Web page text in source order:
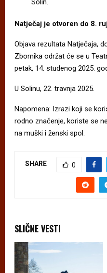
Natječaj je otvoren do 8.
Objava rezultata Natječaja,
Zbornika održat će se u
petak, 14. studenog 2025.
U Solinu, 22. travnja 2025.
Napomena: Izrazi koji se
rodno značenje, koriste se
na muški i ženski spol.
SHARE 0
SLIČNE VESTI